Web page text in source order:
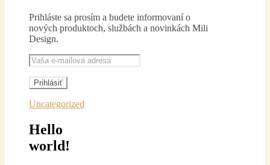
Prihláste sa prosím a budete informovaní o
nových produktoch, službách a novinkách Mili
Design.
Uncategorized
Hello
world!